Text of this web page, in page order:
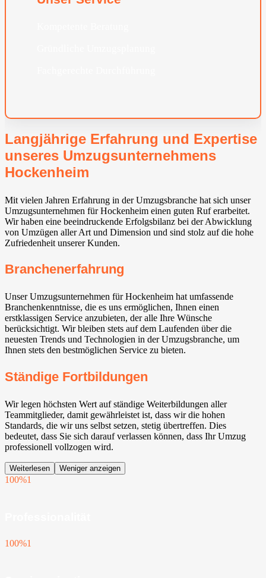
Langjährige Erfahrung und Expertise
unseres Umzugsunternehmens
Hockenheim
Mit vielen Jahren Erfahrung in der Umzugsbranche hat sich unser
Umzugsunternehmen für Hockenheim einen guten Ruf erarbeitet.
Wir haben eine beeindruckende Erfolgsbilanz bei der Abwicklung
von Umzügen aller Art und Dimension und sind stolz auf die hohe
Zufriedenheit unserer Kunden.
Branchenerfahrung
Unser Umzugsunternehmen für Hockenheim hat umfassende
Branchenkenntnisse, die es uns ermöglichen, Ihnen einen
erstklassigen Service anzubieten, der alle Ihre Wünsche
berücksichtigt. Wir bleiben stets auf dem Laufenden über die
neuesten Trends und Technologien in der Umzugsbranche, um
Ihnen stets den bestmöglichen Service zu bieten.
Ständige Fortbildungen
Wir legen höchsten Wert auf ständige Weiterbildungen aller
Teammitglieder, damit gewährleistet ist, dass wir die hohen
Standards, die wir uns selbst setzen, stetig übertreffen. Dies
bedeutet, dass Sie sich darauf verlassen können, dass Ihr Umzug
professionell vollzogen wird.
Weiterlesen Weniger anzeigen
100%1
100%1